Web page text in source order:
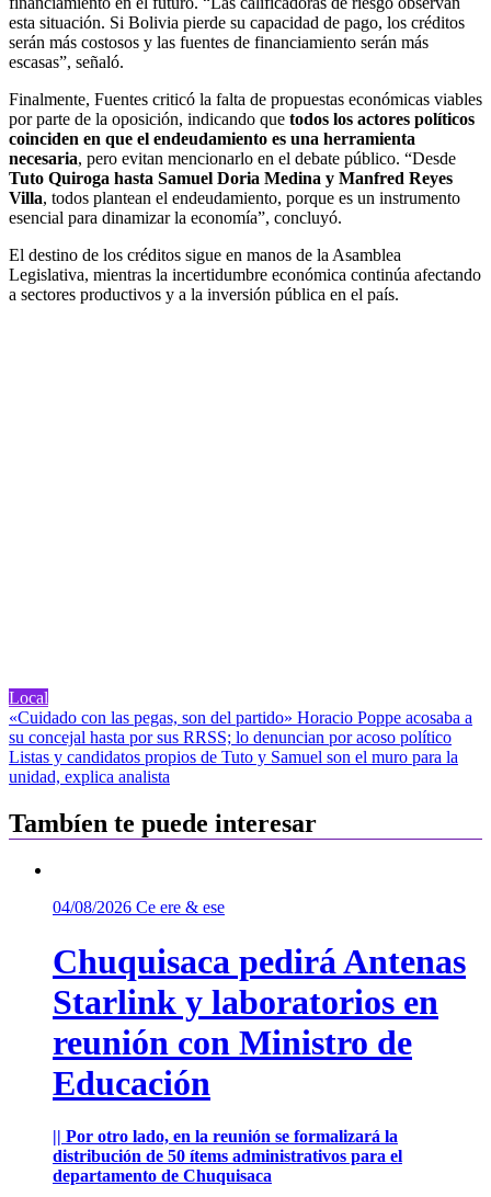
esta situación. Si Bolivia pierde su capacidad de pago, los créditos
serán más costosos y las fuentes de financiamiento serán más
escasas”, señaló.
Finalmente, Fuentes criticó la falta de propuestas económicas viables
por parte de la oposición, indicando que todos los actores políticos
coinciden en que el endeudamiento es una herramienta
necesaria, pero evitan mencionarlo en el debate público. “Desde
Tuto Quiroga hasta Samuel Doria Medina y Manfred Reyes
Villa, todos plantean el endeudamiento, porque es un instrumento
esencial para dinamizar la economía”, concluyó.
El destino de los créditos sigue en manos de la Asamblea
Legislativa, mientras la incertidumbre económica continúa afectando
a sectores productivos y a la inversión pública en el país.
Local
Navegación
de
entradas
«Cuidado con las pegas, son del partido» Horacio Poppe acosaba a
su concejal hasta por sus RRSS; lo denuncian por acoso político
Listas y candidatos propios de Tuto y Samuel son el muro para la
unidad, explica analista
Tambíen te puede interesar
04/08/2026 Ce ere & ese
Chuquisaca pedirá Antenas
Starlink y laboratorios en
reunión con Ministro de
Educación
|| Por otro lado, en la reunión se formalizará la
distribución de 50 ítems administrativos para el
departamento de Chuquisaca